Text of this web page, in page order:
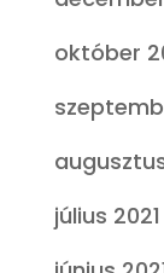
október
július 2021